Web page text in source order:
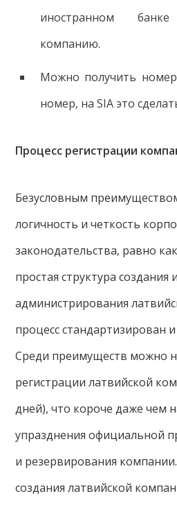
иностранном
компанию.
Можно получить
номер, на SIA это
Процесс регистрации
Безусловным
логичность и четкость
законодательства, равно
простая структура
администрирования
процесс стандартизирован
Среди преимуществ можно
регистрации латвийской
дней), что короче даже чем
упразднения официальной
и резервирования
создания латвийской